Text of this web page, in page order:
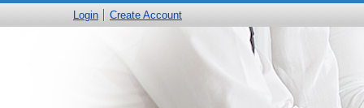
Login Create Account